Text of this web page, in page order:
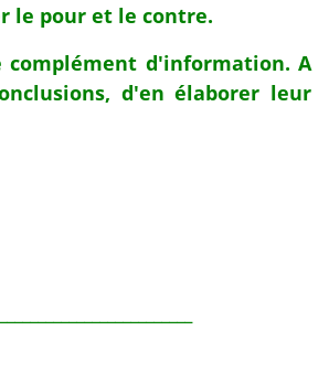
le pour et le contre.
complément d'information. A
d'en élaborer leur